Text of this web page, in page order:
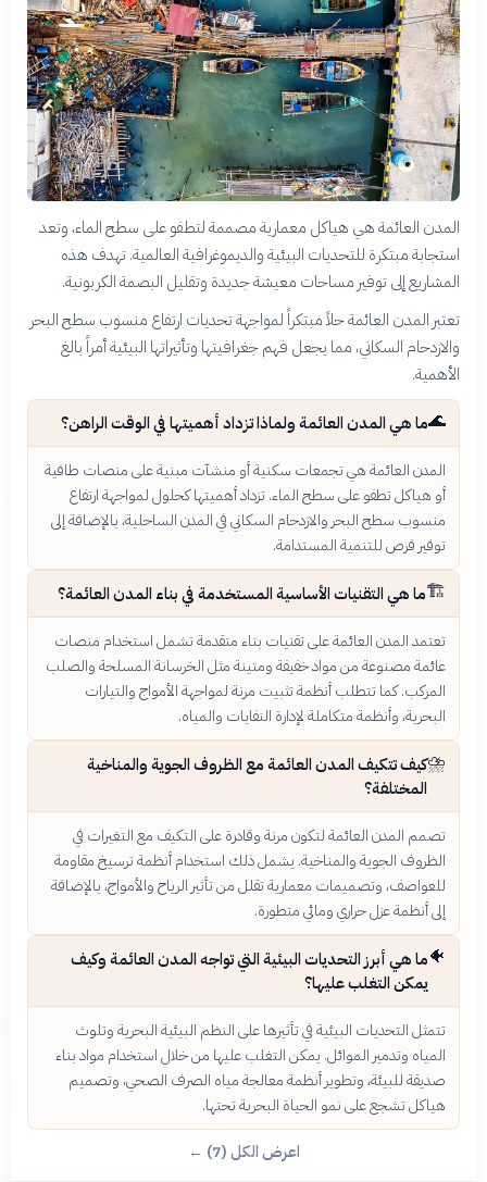
المدن العائمة هي هياكل معمارية مصممة لتطفو على سطح الماء، وتعد
استجابة مبتكرة للتحديات البيئية والديموغرافية العالمية. تهدف هذه
المشاريع إلى توفير مساحات معيشة جديدة وتقليل البصمة الكربونية.
تعتبر المدن العائمة حلاً مبتكراً لمواجهة تحديات ارتفاع منسوب سطح البحر
والازدحام السكاني، مما يجعل فهم جغرافيتها وتأثيراتها البيئية أمراً بالغ
الأهمية.
🌊ما هي المدن العائمة ولماذا تزداد أهميتها في الوقت الراهن؟
المدن العائمة هي تجمعات سكنية أو منشآت مبنية على منصات طافية
أو هياكل تطفو على سطح الماء. تزداد أهميتها كحلول لمواجهة ارتفاع
منسوب سطح البحر والازدحام السكاني في المدن الساحلية، بالإضافة إلى
توفير فرص للتنمية المستدامة.
🏗️ما هي التقنيات الأساسية المستخدمة في بناء المدن العائمة؟
تعتمد المدن العائمة على تقنيات بناء متقدمة تشمل استخدام منصات
عائمة مصنوعة من مواد خفيفة ومتينة مثل الخرسانة المسلحة والصلب
المركب. كما تتطلب أنظمة تثبيت مرنة لمواجهة الأمواج والتيارات
البحرية، وأنظمة متكاملة لإدارة النفايات والمياه.
⛈️كيف تتكيف المدن العائمة مع الظروف الجوية والمناخية
المختلفة؟
تصمم المدن العائمة لتكون مرنة وقادرة على التكيف مع التغيرات في
الظروف الجوية والمناخية. يشمل ذلك استخدام أنظمة ترسيخ مقاومة
للعواصف، وتصميمات معمارية تقلل من تأثير الرياح والأمواج، بالإضافة
إلى أنظمة عزل حراري ومائي متطورة.
🐠ما هي أبرز التحديات البيئية التي تواجه المدن العائمة وكيف
يمكن التغلب عليها؟
تتمثل التحديات البيئية في تأثيرها على النظم البيئية البحرية وتلوث
المياه وتدمير الموائل. يمكن التغلب عليها من خلال استخدام مواد بناء
صديقة للبيئة، وتطوير أنظمة معالجة مياه الصرف الصحي، وتصميم
هياكل تشجع على نمو الحياة البحرية تحتها.
اعرض الكل (7) ←